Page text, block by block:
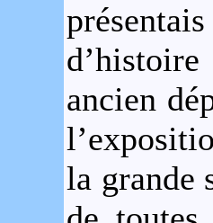
ancien
la grande